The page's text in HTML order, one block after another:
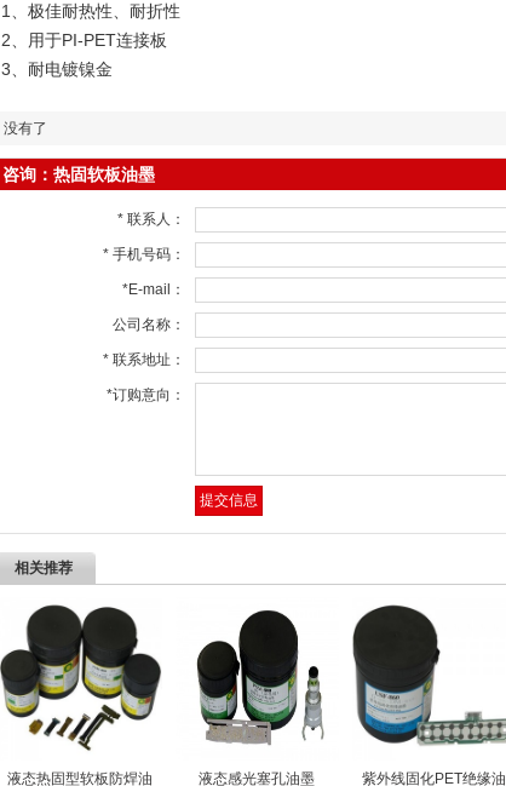
1、极佳耐热性、耐折性
2、用于PI-PET连接板
3、耐电镀镍金
没有了
咨询：热固软板油墨
* 联系人：
* 手机号码：
*E-mail：
公司名称：
* 联系地址：
*订购意向：
相关推荐
液态热固型软板防焊油 液态感光塞孔油墨 紫外线固化PET绝缘油